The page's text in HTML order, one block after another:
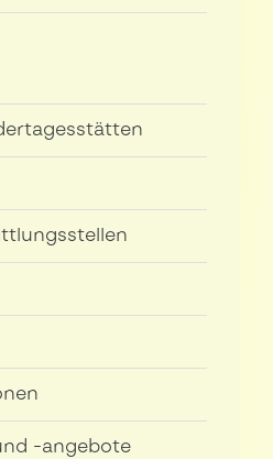
-angebote